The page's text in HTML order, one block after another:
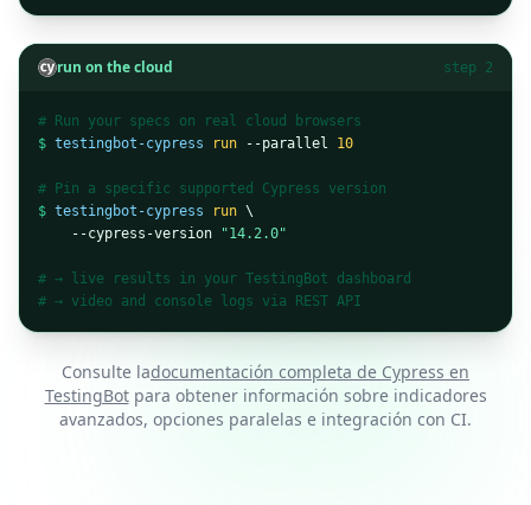
run on the cloud step 2
# Run your specs on real cloud browsers
$ testingbot-cypress run --parallel 10
# Pin a specific supported Cypress version
$ testingbot-cypress run \
    --cypress-version
"14.2.0"
# → live results in your TestingBot dashboard
# → video and console logs via REST API
Consulte ladocumentación completa de Cypress en
TestingBotpara obtener información sobre indicadores
avanzados, opciones paralelas e integración con CI.